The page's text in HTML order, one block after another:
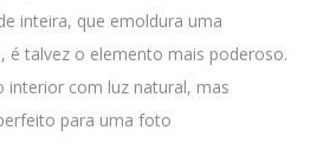
inteira, que emoldura uma
é talvez o elemento mais poderoso.
interior com luz natural, mas
para uma foto